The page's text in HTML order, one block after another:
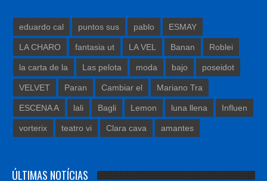
eduardo cal puntos sus pablo ESMAY
LA CHARO fantasia ut LA VEL Banan Roblei
la carta de la Las pelota moda bajo poseidot
VELVET Paran Cambiar el Mariano Tra
ESCENA A lali Bagli Lemon luna llena Influen
vorterix teatro vi Clara cava amantes
ÚLTIMAS NOTÍCIAS